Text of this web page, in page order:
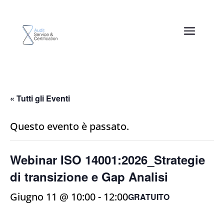
« Tutti gli Eventi
Questo evento è passato.
Webinar ISO 14001:2026_Strategie
di transizione e Gap Analisi
Giugno 11 @ 10:00- 12:00GRATUITO